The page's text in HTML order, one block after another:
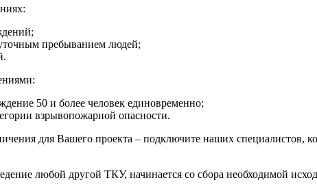
пребыванием людей;
50 и более человек единовременно;
взрывопожарной опасности.
для Вашего проекта – подключите наших
любой другой ТКУ, начинается со сбора необходимой